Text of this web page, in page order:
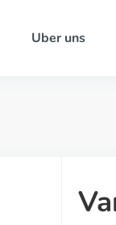
Uber uns